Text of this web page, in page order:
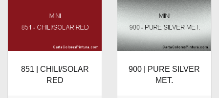
851 | CHILI/SOLAR
RED
900 | PURE SILVER
MET.